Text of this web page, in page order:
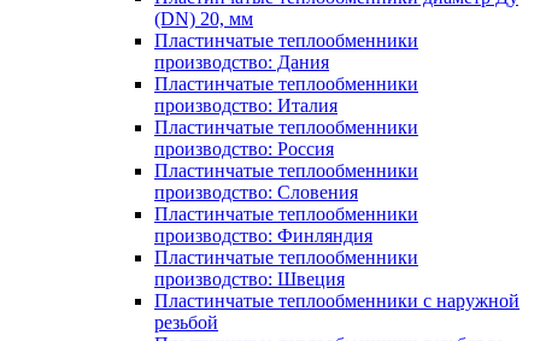
(DN) 20, мм
Пластинчатые теплообменники
производство: Дания
Пластинчатые теплообменники
производство: Италия
Пластинчатые теплообменники
производство: Россия
Пластинчатые теплообменники
производство: Словения
Пластинчатые теплообменники
производство: Финляндия
Пластинчатые теплообменники
производство: Швеция
Пластинчатые теплообменники с наружной
резьбой